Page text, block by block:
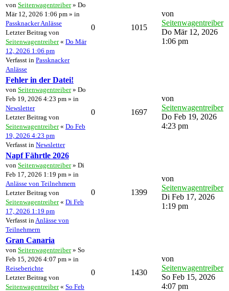
von Seitenwagentreiber» Do
Mär 12, 2026 1:06 pm » in
Passknacker Anlässe
Letzter Beitrag von
Seitenwagentreiber« Do Mär
12, 2026 1:06 pm
Verfasst in Passknacker
Anlässe
0 1015
von
Seitenwagentreiber
Do Mär 12, 2026
1:06 pm
Fehler in der Datei!
von Seitenwagentreiber» Do
Feb 19, 2026 4:23 pm » in
Newsletter
Letzter Beitrag von
Seitenwagentreiber« Do Feb
19, 2026 4:23 pm
Verfasst in Newsletter
0 1697
von
Seitenwagentreiber
Do Feb 19, 2026
4:23 pm
Napf Fährtle 2026
von Seitenwagentreiber» Di
Feb 17, 2026 1:19 pm » in
Anlässe von Teilnehmern
Letzter Beitrag von
Seitenwagentreiber« Di Feb
17, 2026 1:19 pm
Verfasst in Anlässe von
Teilnehmern
0 1399
von
Seitenwagentreiber
Di Feb 17, 2026
1:19 pm
Gran Canaria
von Seitenwagentreiber» So
Feb 15, 2026 4:07 pm » in
Reiseberichte
Letzter Beitrag von
Seitenwagentreiber« So Feb
0 1430
von
Seitenwagentreiber
So Feb 15, 2026
4:07 pm